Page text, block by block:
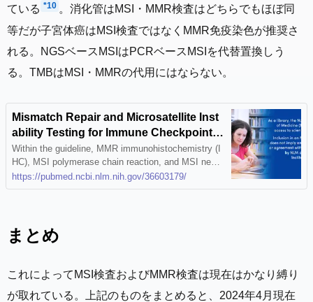
ている *10 。消化管はMSI・MMR検査はどちらでもほぼ同
等だが子宮体癌はMSI検査ではなくMMR免疫染色が推奨さ
れる。NGSベースMSIはPCRベースMSIを代替置換しう
る。TMBはMSI・MMRの代用にはならない。
Mismatch Repair and Microsatellite Inst
ability Testing for Immune Checkpoint I
nhibitor Therapy: ASCO Endorsement o
f College of American Pathologists Guid
eline - PubMed
Within the guideline, MMR immunohistochemistry (I
HC), MSI polymerase chain reaction, and MSI next-
generation sequencing are all recommended testing
options for colorectal cancer, MMR-IHC and MSI-pol
al c …
https://pubmed.ncbi.nlm.nih.gov/36603179/
まとめ
これによってMSI検査およびMMR検査は現在はかなり縛り
が取れている。上記のものをまとめると、2024年4月現在